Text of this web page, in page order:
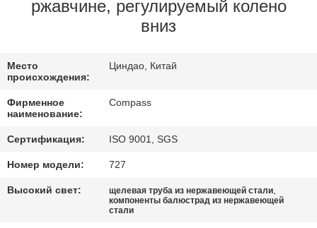
КАЧЕСТВА
МЫ
НОВОСТИ
СПРОСИТЕ
ЦИТАТУ
ржавчине, регулируемый колено
вниз
Место
происхождения:
Циндао, Китай
Фирменное
наименование:
Compass
Сертификация: ISO 9001, SGS
Номер модели: 727
Высокий свет: щелевая труба из нержавеющей стали,
компоненты балюстрад из нержавеющей
стали